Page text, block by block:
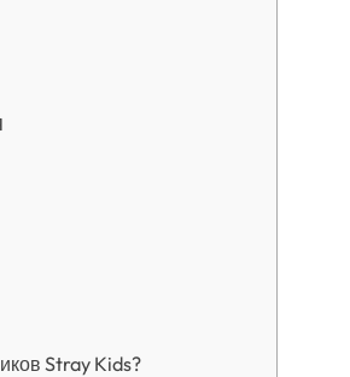
Stray Kids?